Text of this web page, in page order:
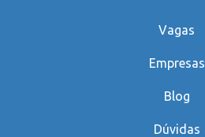
Vagas
Empresas
Blog
Dúvidas